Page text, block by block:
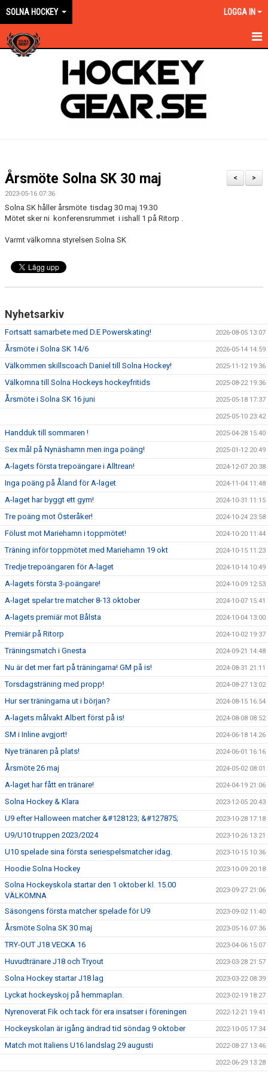
SOLNA HOCKEY LOGGA IN
EN ORANGE VÄG
NYHETER
VÅRA LAG KONTAKT
MATCHER
FÖRSÄKRING/AVGIFTER
GYM
>
<
Årsmöte Solna SK 30 maj
2023-05-16 07:36
Solna SK håller årsmöte tisdag 30 maj 19.30
Mötet sker ni konferensrummet i ishall 1 på Ritorp .
Varmt välkomna styrelsen Solna SK
Nyhetsarkiv
Fortsatt samarbete med D.E Powerskating! 2026-08-05 13:07
Årsmöte i Solna SK 14/6 2026-05-14 14:59
Välkommen skillscoach Daniel till Solna Hockey! 2025-11-12 19:36
Välkomna till Solna Hockeys hockeyfritids 2025-08-22 19:36
Årsmöte i Solna SK 16 juni 2025-05-18 17:37
2025-05-10 23:42
Handduk till sommaren ! 2025-04-28 15:40
Sex mål på Nynäshamn men inga poäng! 2025-01-12 20:49
A-lagets första trepoängare i Alltrean! 2024-12-07 20:38
Inga poäng på Åland för A-laget 2024-11-04 11:48
A-laget har byggt ett gym! 2024-10-31 11:15
Tre poäng mot Österåker! 2024-10-24 23:58
Fölust mot Mariehamn i toppmötet! 2024-10-20 11:44
Träning inför toppmötet med Mariehamn 19 okt 2024-10-15 11:23
Tredje trepoängaren för A-laget 2024-10-14 10:49
A-lagets första 3-poängare! 2024-10-09 12:53
A-laget spelar tre matcher 8-13 oktober 2024-10-07 15:41
A-lagets premiär mot Bålsta 2024-10-04 13:00
Premiär på Ritorp 2024-10-02 19:37
Träningsmatch i Gnesta 2024-09-21 14:48
Nu är det mer fart på träningarna! GM på is! 2024-08-31 21:11
Torsdagsträning med propp! 2024-08-27 13:02
Hur ser träningarna ut i början? 2024-08-15 16:54
A-lagets målvakt Albert först på is! 2024-08-08 08:52
SM i Inline avgjort! 2024-06-18 14:26
Nye tränaren på plats! 2024-06-01 16:16
Årsmöte 26 maj 2024-05-02 08:01
A-laget har fått en tränare! 2024-04-19 21:06
Solna Hockey & Klara 2023-12-05 20:43
U9 efter Halloween matcher &#128123; &#127875; 2023-10-28 17:18
U9/U10 truppen 2023/2024 2023-10-26 13:21
U10 spelade sina första seriespelsmatcher idag. 2023-10-15 10:36
Hoodie Solna Hockey 2023-10-09 20:18
Solna Hockeyskola startar den 1 oktober kl. 15.00
VÄLKOMNA
2023-09-27 21:06
Säsongens första matcher spelade för U9 2023-09-02 11:40
Årsmöte Solna SK 30 maj 2023-05-16 07:36
TRY-OUT J18 VECKA 16 2023-04-06 15:07
Huvudtränare J18 och Tryout 2023-03-28 21:57
Solna Hockey startar J18 lag 2023-03-22 08:39
Lyckat hockeyskoj på hemmaplan. 2023-02-19 18:27
Nyrenoverat Fik och tack för era insatser i föreningen 2022-12-21 19:41
Hockeyskolan är igång ändrad tid söndag 9 oktober 2022-10-05 17:34
Match mot Italiens U16 landslag 29 augusti 2022-08-27 13:46
2022-06-29 13:28